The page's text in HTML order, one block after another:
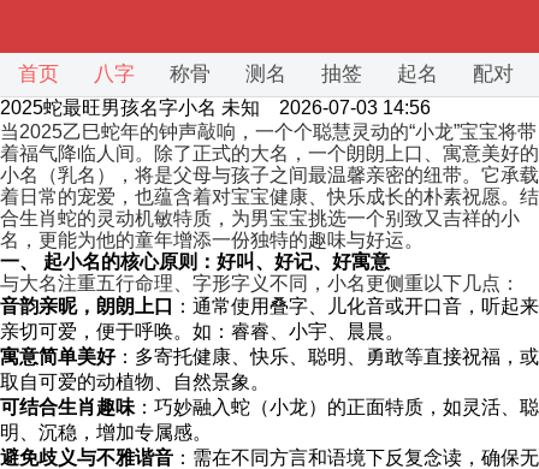
首页 八字 称骨 测名 抽签 起名 配对
2025蛇最旺男孩名字小名 未知 2026-07-03 14:56
当2025乙巳蛇年的钟声敲响，一个个聪慧灵动的“小龙”宝宝将带
着福气降临人间。除了正式的大名，一个朗朗上口、寓意美好的
小名（乳名），将是父母与孩子之间最温馨亲密的纽带。它承载
着日常的宠爱，也蕴含着对宝宝健康、快乐成长的朴素祝愿。结
合生肖蛇的灵动机敏特质，为男宝宝挑选一个别致又吉祥的小
名，更能为他的童年增添一份独特的趣味与好运。
一、 起小名的核心原则：好叫、好记、好寓意
与大名注重五行命理、字形字义不同，小名更侧重以下几点：
音韵亲昵，朗朗上口
：通常使用叠字、儿化音或开口音，听起来
亲切可爱，便于呼唤。如：睿睿、小宇、晨晨。
寓意简单美好：多寄托健康、快乐、聪明、勇敢等直接祝福，或
取自可爱的动植物、自然景象。
可结合生肖趣味 ：巧妙融入蛇（小龙）的正面特质，如灵活、聪
明、沉稳，增加专属感。
避免歧义与不雅谐音 ：需在不同方言和语境下反复念读，确保无